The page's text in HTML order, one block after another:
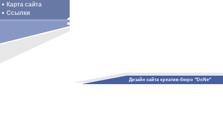
Карта сайта
Ссылки
Дизайн сайта креатив-бюро "DoNe"